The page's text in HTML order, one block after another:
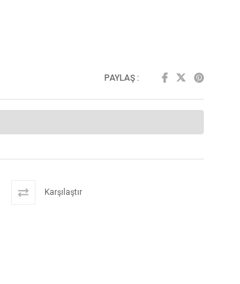
PAYLAŞ :
Karşılaştır